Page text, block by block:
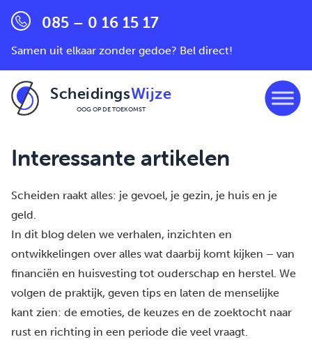
085 – 0 16 15 17
Samen uit elkaar zonder gedoe? Bel direct!
ScheidingsWijze
OOG OP DE TOEKOMST
Interessante artikelen
Scheiden raakt alles: je gevoel, je gezin, je huis en je
geld.
In dit blog delen we verhalen, inzichten en
ontwikkelingen over alles wat daarbij komt kijken – van
financiën en huisvesting tot ouderschap en herstel. We
volgen de praktijk, geven tips en laten de menselijke
kant zien: de emoties, de keuzes en de zoektocht naar
rust en richting in een periode die veel vraagt.